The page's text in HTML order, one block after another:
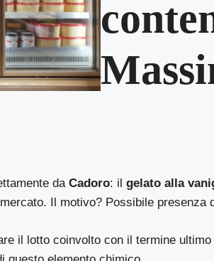
daCadoro: ilgelato alla
Il motivo? Possibile presenza
il lotto coinvolto con il termine